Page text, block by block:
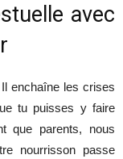
avec
enchaîne les crises
tu puisses y faire
que parents, nous
nourrisson passe